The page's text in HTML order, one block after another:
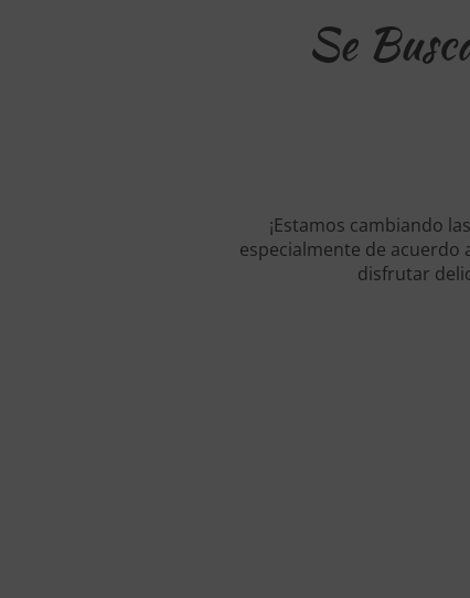
Se
¡Estamos cambiando
especialmente de
disfrutar